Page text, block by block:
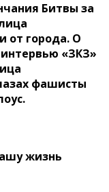
Битвы за
от города. О
«ЗКЗ»
фашисты
жизнь